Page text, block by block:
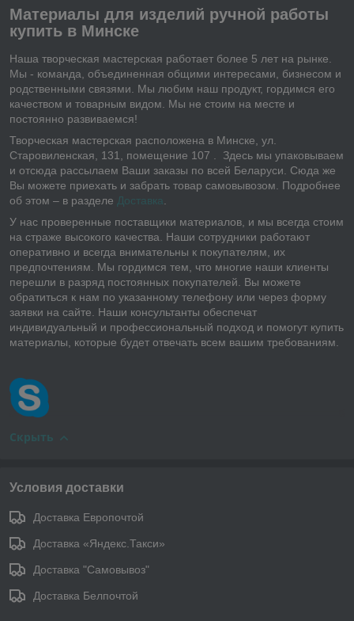
Материалы для изделий ручной работы
купить в Минске
Наша творческая мастерская работает более 5 лет на рынке.
Мы - команда, объединенная общими интересами, бизнесом и
родственными связями. Мы любим наш продукт, гордимся его
качеством и товарным видом. Мы не стоим на месте и
постоянно развиваемся!
Творческая мастерская расположена в Минске, ул.
Старовиленская, 131, помещение 107 . Здесь мы упаковываем
и отсюда рассылаем Ваши заказы по всей Беларуси. Сюда же
Вы можете приехать и забрать товар самовывозом. Подробнее
об этом – в разделе Доставка.
У нас проверенные поставщики материалов, и мы всегда стоим
на страже высокого качества. Наши сотрудники работают
оперативно и всегда внимательны к покупателям, их
предпочтениям. Мы гордимся тем, что многие наши клиенты
перешли в разряд постоянных покупателей. Вы можете
обратиться к нам по указанному телефону или через форму
заявки на сайте. Наши консультанты обеспечат
индивидуальный и профессиональный подход и помогут купить
материалы, которые будет отвечать всем вашим требованиям.
Скрыть
Условия доставки
Доставка Европочтой
Доставка «Яндекс.Такси»
Доставка "Самовывоз"
Доставка Белпочтой